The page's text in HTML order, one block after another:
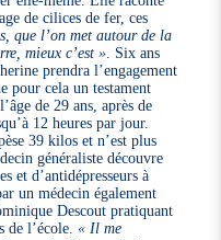
de cilices de fer, ces
que l’on met autour de la
mieux c’est » . Six ans
prendra l’engagement
pour cela un testament
de 29 ans, après de
12 heures par jour.
39 kilos et n’est plus
généraliste découvre
et d’antidépresseurs à
un médecin également
Descout pratiquant
de l’école.« Il me